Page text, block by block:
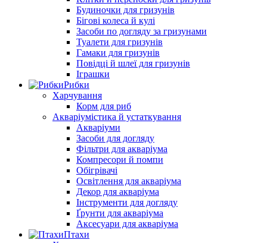
Будиночки для гризунів
Бігові колеса й кулі
Засоби по догляду за гризунами
Туалети для гризунів
Гамаки для гризунів
Повідці й шлеї для гризунів
Іграшки
Рибки
Харчування
Корм для риб
Акваріумістика й устаткування
Акваріуми
Засоби для догляду
Фільтри для акваріума
Компресори й помпи
Обігрівачі
Освітлення для акваріума
Декор для акваріума
Інструменти для догляду
Ґрунти для акваріума
Аксесуари для акваріума
Птахи